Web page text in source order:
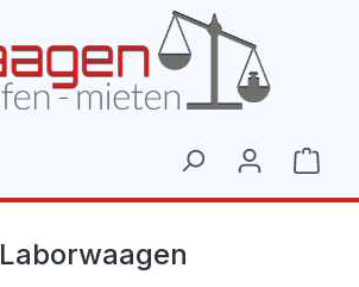
Laborwaagen